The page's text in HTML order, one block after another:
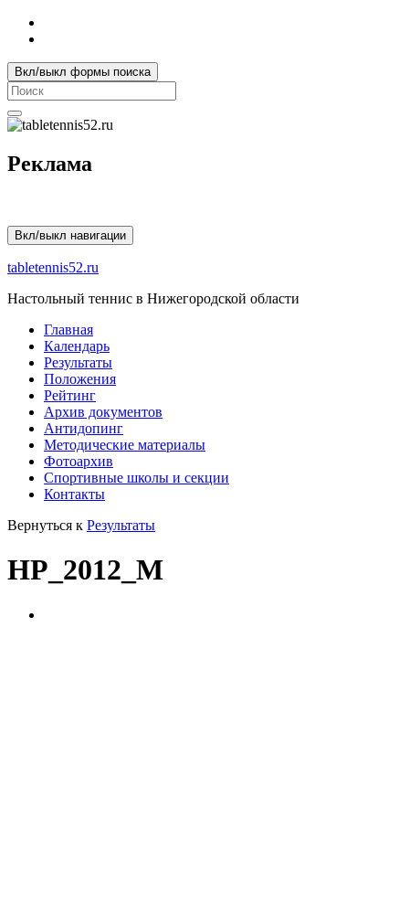
Вкл/выкл формы поиска
Search
for:
Реклама
Вкл/выкл навигации
tabletennis52.ru
Настольный теннис в Нижегородской области
Главная
Календарь
Результаты
Положения
Рейтинг
Архив документов
Антидопинг
Методические материалы
Фотоархив
Спортивные школы и секции
Контакты
Вернуться к Результаты
НР_2012_М